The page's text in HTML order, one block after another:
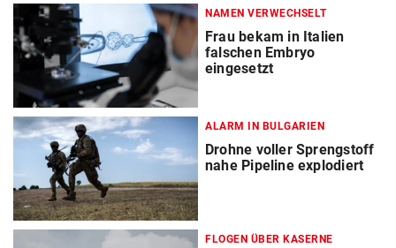
NAMEN VERWECHSELT
Frau bekam in Italien
falschen Embryo
eingesetzt
ALARM IN BULGARIEN
Drohne voller Sprengstoff
nahe Pipeline explodiert
FLOGEN ÜBER KASERNE